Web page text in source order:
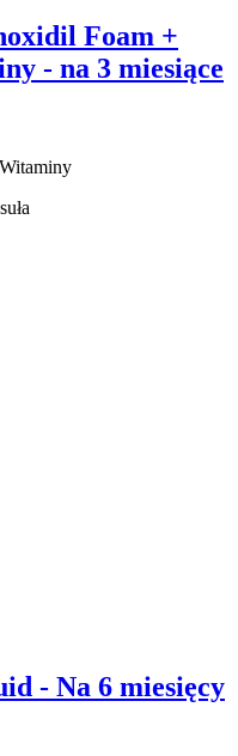
Foam +
- na 3 miesiące
- Na 6 miesięcy